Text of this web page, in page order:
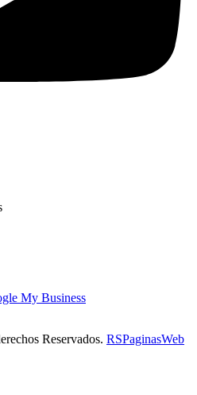
My Business
Reservados. RSPaginasWeb